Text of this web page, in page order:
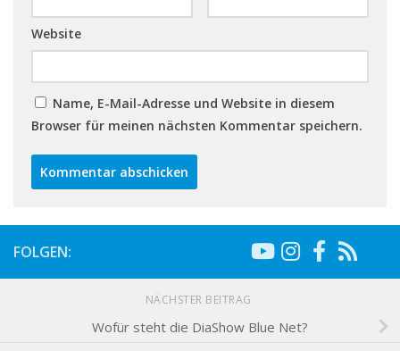
Website
Name, E-Mail-Adresse und Website in diesem
Browser für meinen nächsten Kommentar speichern.
FOLGEN:
NÄCHSTER BEITRAG
Wofür steht die DiaShow Blue Net?